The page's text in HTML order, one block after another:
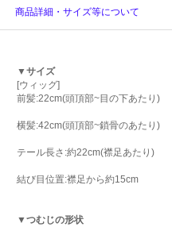
商品詳細・サイズ等について
▼サイズ
[ウィッグ]
前髪:22cm(頭頂部~目の下あたり)
横髪:42cm(頭頂部~鎖骨のあたり)
テール長さ:約22cm(襟足あたり)
結び目位置:襟足から約15cm
▼つむじの形状